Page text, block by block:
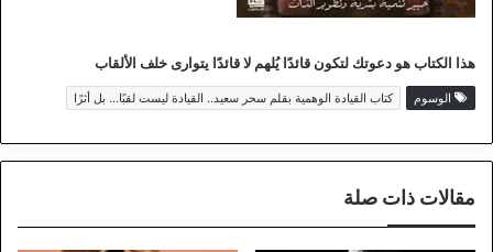
هذا الكتاب هو دعوتك لتكون قائدًا يُلهم لا قائدًا يتوارى خلف الألقاب
الوسوم كتاب القيادة الوهمية بقلم سحر سعيد.. القيادة ليست لقبًا… بل أثرًا
مقالات ذات صلة